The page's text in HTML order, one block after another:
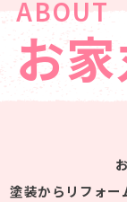
お
塗装からリフォー